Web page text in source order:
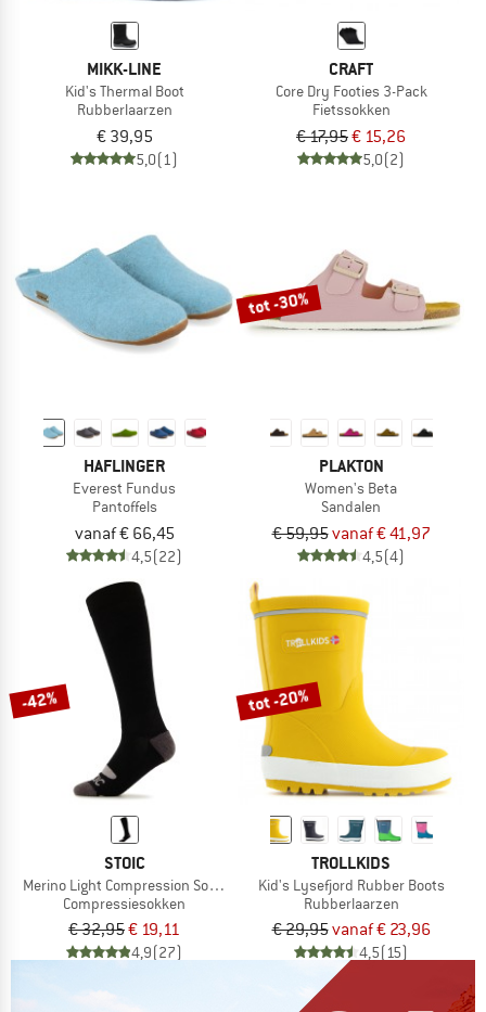
MIKK-LINE
Kid's Thermal Boot
Rubberlaarzen
€ 39,95
5,0(1)
CRAFT
Core Dry Footies 3-Pack
Fietssokken
€ 17,95€ 15,26
5,0(2)
HAFLINGER
Everest Fundus
Pantoffels
vanaf € 66,45
4,5(22)
tot -30%
PLAKTON
Women's Beta
Sandalen
€ 59,95vanaf € 41,97
4,5(4)
-42%
STOIC
Merino Light Compression Socks Warm
Compressiesokken
€ 32,95€ 19,11
4,9(27)
tot -20%
TROLLKIDS
Kid's Lysefjord Rubber Boots
Rubberlaarzen
€ 29,95vanaf € 23,96
4,5(15)